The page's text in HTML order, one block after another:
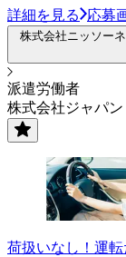
詳細を見る 応募
株式会社ニッソー
派遣労働者
株式会社ジャパン
荷扱いなし！運